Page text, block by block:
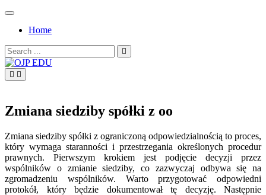
Skip
contentHome
Search
for:
Zmiana siedziby spółki z oo
Zmiana siedziby spółki z ograniczoną odpowiedzialnością to proces,
który wymaga staranności i przestrzegania określonych procedur
prawnych. Pierwszym krokiem jest podjęcie decyzji przez
wspólników o zmianie siedziby, co zazwyczaj odbywa się na
zgromadzeniu wspólników. Warto przygotować odpowiedni
protokół, który będzie dokumentował tę decyzję. Następnie